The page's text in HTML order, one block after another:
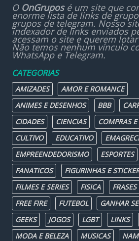
O OnGruposé um site que
enorme lista de links de
grupos de telegram. Nosso
indexador de links enviados
acessam o site e querem
Não temos nenhum vínculo
WhatsApp e Telegram.
CATEGORIAS
AMIZADES
AMOR E ROMANCE
ANIMES E DESENHOS
BBB
CIDADES
CIENCIAS
COMPRAS
CULTIVO
EDUCATIVO
EMPREENDEDORISMO
ESPORTES
FANATICOS
FIGURINHAS E
FILMES E SERIES
FISICA
FREE FIRE
FUTEBOL GANHAR
GEEKS
JOGOS LGBT LINKS
MODA E BELEZA
MUSICAS